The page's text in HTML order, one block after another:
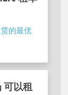
的最优
可以租